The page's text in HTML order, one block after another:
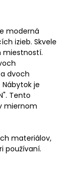
moderná
izieb. Skvele
miestností.
dvoch
je
Tento
miernom
materiálov,
používaní.